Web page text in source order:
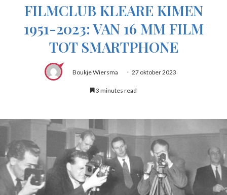
FILMCLUB KLEARE KIMEN
1951-2023: VAN 16 MM FILM
TOT SMARTPHONE
Boukje Wiersma 27 oktober 2023
3 minutes read